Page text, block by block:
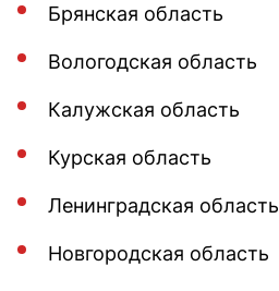
Брянская область
Вологодская область
Калужская область
Курская область
Ленинградская область
Новгородская область